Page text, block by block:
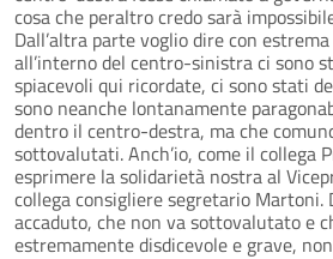
cosa che peraltro credo sarà
Dall’altra parte voglio dire con
all’interno del centro-sinistra ci sono
spiacevoli qui ricordate, ci sono stati
sono neanche lontanamente
dentro il centro-destra, ma che
sottovalutati. Anch’io, come il collega
esprimere la solidarietà nostra al
collega consigliere segretario Martoni.
accaduto, che non va sottovalutato e
estremamente disdicevole e grave,